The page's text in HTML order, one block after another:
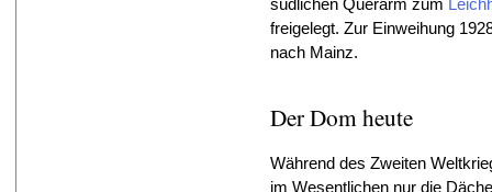
südlichen Querarm zum
freigelegt. Zur Einweihung
nach Mainz.
Der Dom heute
Während des Zweiten
im Wesentlichen nur die